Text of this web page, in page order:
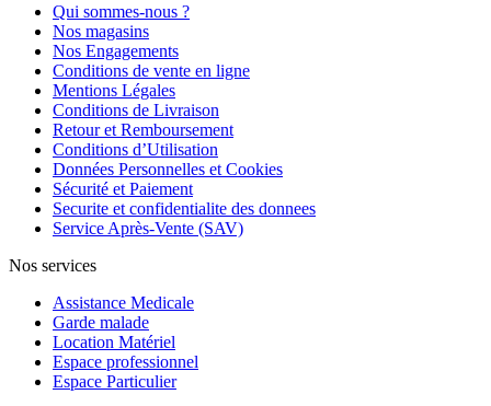
Qui sommes-nous ?
Nos magasins
Nos Engagements
Conditions de vente en ligne
Mentions Légales
Conditions de Livraison
Retour et Remboursement
Conditions d’Utilisation
Données Personnelles et Cookies
Sécurité et Paiement
Securite et confidentialite des donnees
Service Après-Vente (SAV)
Nos services
Assistance Medicale
Garde malade
Location Matériel
Espace professionnel
Espace Particulier